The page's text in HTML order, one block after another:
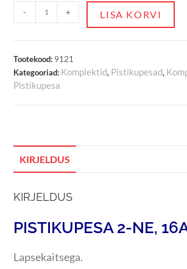
- + LISA KORVI
Tootekood: 9121
Kategooriad: Komplektid, Pistikupesad,
Pistikupesa
KIRJELDUS
KIRJELDUS
PISTIKUPESA 2-NE,
Lapsekaitsega.